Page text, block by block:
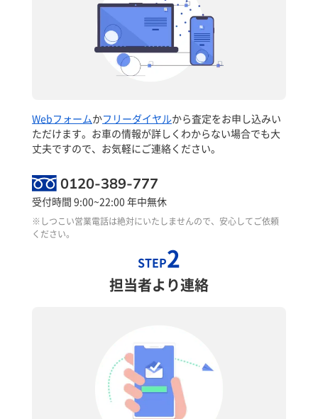
Webフォームかフリーダイヤルから査定をお申し込みい
ただけます。お車の情報が詳しくわからない場合でも大
丈夫ですので、お気軽にご連絡ください。
0120-389-777
受付時間 9:00~22:00 年中無休
※しつこい営業電話は絶対にいたしませんので、安心してご依頼
ください。
STEP2
担当者より連絡